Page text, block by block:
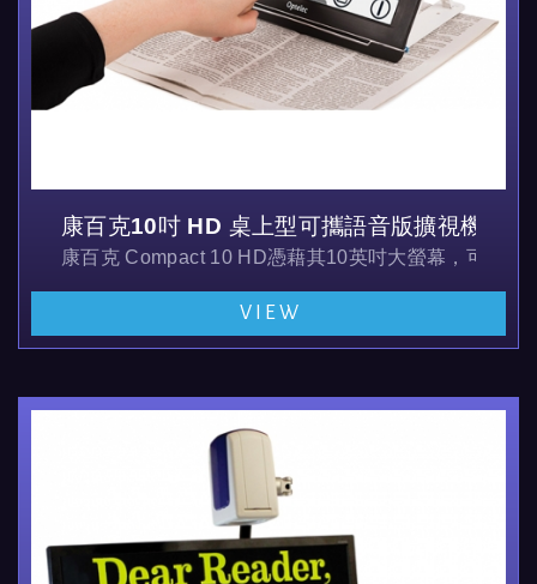
康百克10吋 HD 桌上型可攜語音版擴視機
康百克 Compact 10 HD憑藉其10英吋大螢幕，可自
VIEW